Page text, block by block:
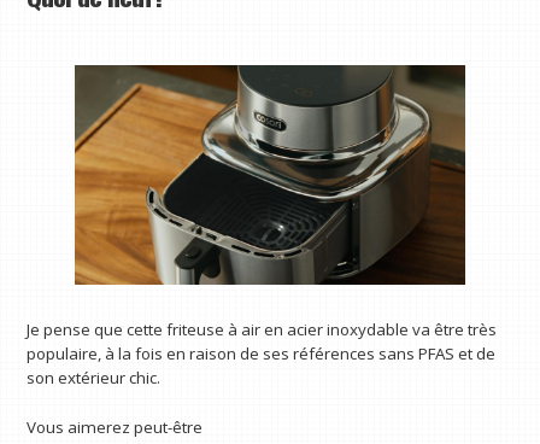
Je pense que cette friteuse à air en acier inoxydable va être très
populaire, à la fois en raison de ses références sans PFAS et de
son extérieur chic.
Vous aimerez peut-être